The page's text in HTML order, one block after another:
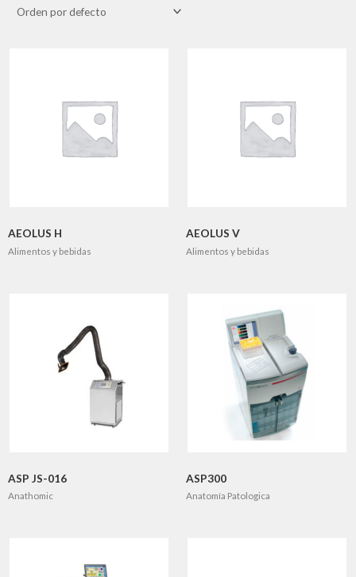
AEOLUS H
Alimentos y bebidas
AEOLUS V
Alimentos y bebidas
ASP JS-016
Anathomic
ASP300
Anatomía Patologica